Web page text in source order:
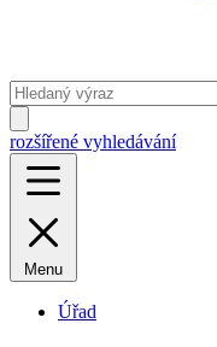
rozšířené vyhledávání
Menu
Úřad